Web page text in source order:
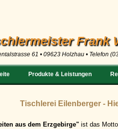
Frank
61 • 09623 Holzhau • Telefon
Produkte & Leistungen
Tischlerei Eilenberger -
aus dem Erzgebirge" ist das Motto